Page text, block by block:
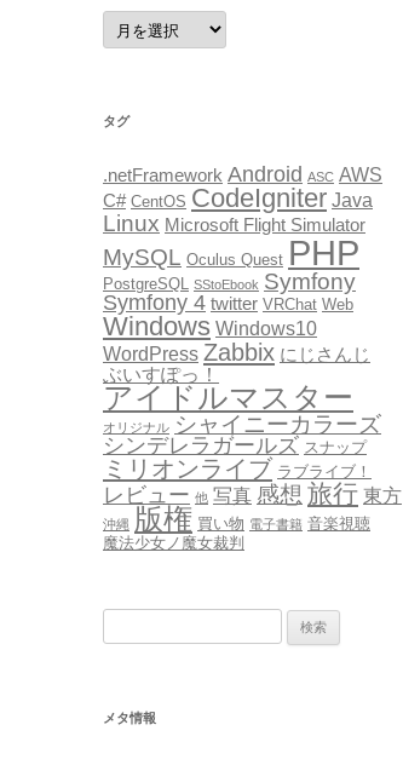
ア
ー
カ
タグ
.netFramework Android ASC AWS
C# CentOS CodeIgniter Java
Linux Microsoft Flight Simulator
MySQL Oculus Quest PHP
PostgreSQL SStoEbook Symfony
Symfony 4 twitter VRChat Web
Windows Windows10
WordPress Zabbix にじさんじ
ぶいすぽっ！
アイドルマスター
オリジナル シャイニーカラーズ
シンデレラガールズ スナップ
ミリオンライブ ラブライブ！
レビュー 他 写真 感想 旅行 東方
沖縄 版権 買い物 電子書籍 音楽視聴
魔法少女ノ魔女裁判
メタ情報